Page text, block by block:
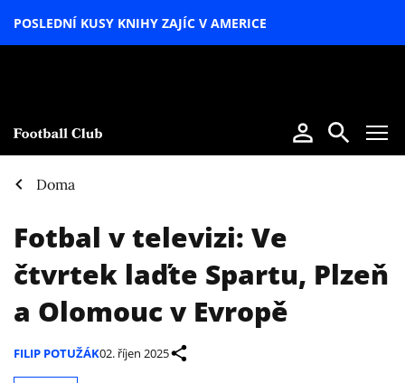
POSLEDNÍ KUSY KNIHY ZAJÍC V AMERICE
Doma
Fotbal v televizi: Ve
čtvrtek laďte Spartu, Plzeň
a Olomouc v Evropě
FILIP POTUŽÁK02. říjen 2025